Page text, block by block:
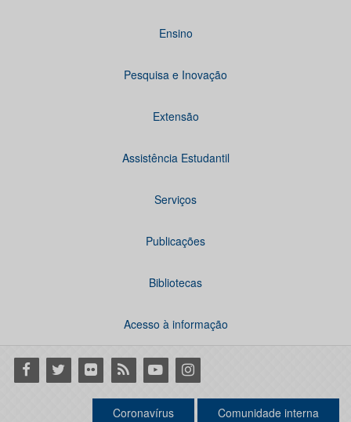
Ensino
Pesquisa e Inovação
Extensão
Assistência Estudantil
Serviços
Publicações
Bibliotecas
Acesso à informação
Facebook
Twitter Flickr RSS YoutubeInstagram
Coronavírus Comunidade interna